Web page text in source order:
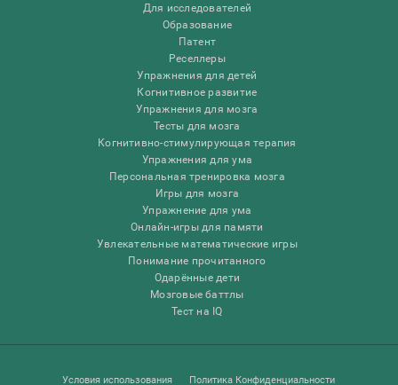
Для исследователей
Образование
Патент
Реселлеры
Упражнения для детей
Когнитивное развитие
Упражнения для мозга
Тесты для мозга
Когнитивно-стимулирующая терапия
Упражнения для ума
Персональная тренировка мозга
Игры для мозга
Упражнение для ума
Онлайн-игры для памяти
Увлекательные математические игры
Понимание прочитанного
Одарённые дети
Мозговые баттлы
Тест на IQ
Условия использования Политика Конфиденциальности